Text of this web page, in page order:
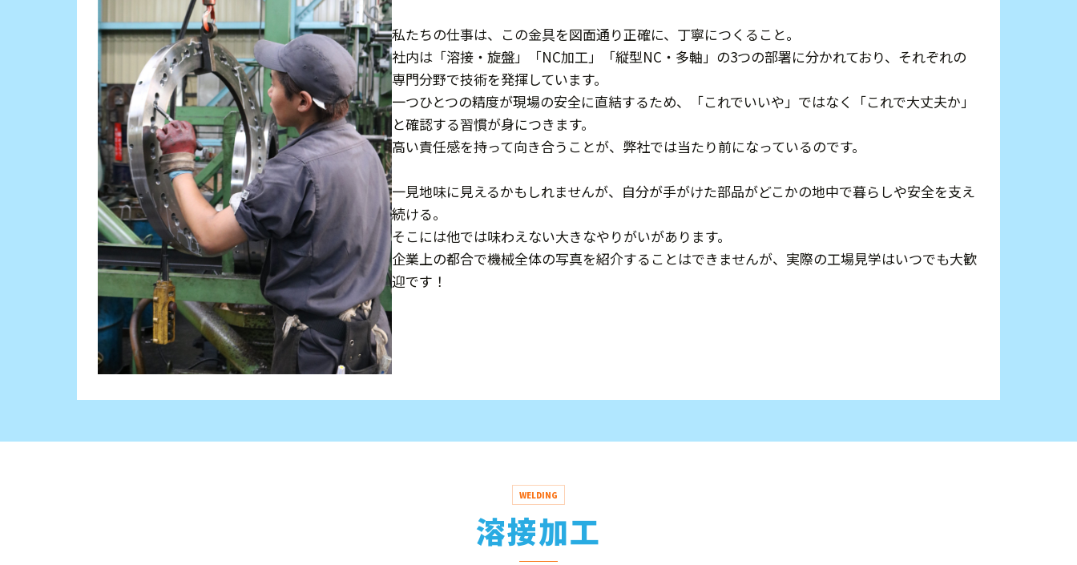
私たちの仕事は、この金具を図面通り正確に、丁寧につくること。
社内は「溶接・旋盤」「NC加工」「縦型NC・多軸」の3つの部署に分かれており、それぞれの
専門分野で技術を発揮しています。
一つひとつの精度が現場の安全に直結するため、「これでいいや」ではなく「これで大丈夫か」
と確認する習慣が身につきます。
高い責任感を持って向き合うことが、弊社では当たり前になっているのです。
一見地味に見えるかもしれませんが、自分が手がけた部品がどこかの地中で暮らしや安全を支え
続ける。
そこには他では味わえない大きなやりがいがあります。
企業上の都合で機械全体の写真を紹介することはできませんが、実際の工場見学はいつでも大歓
迎です！
WELDING
溶接加工